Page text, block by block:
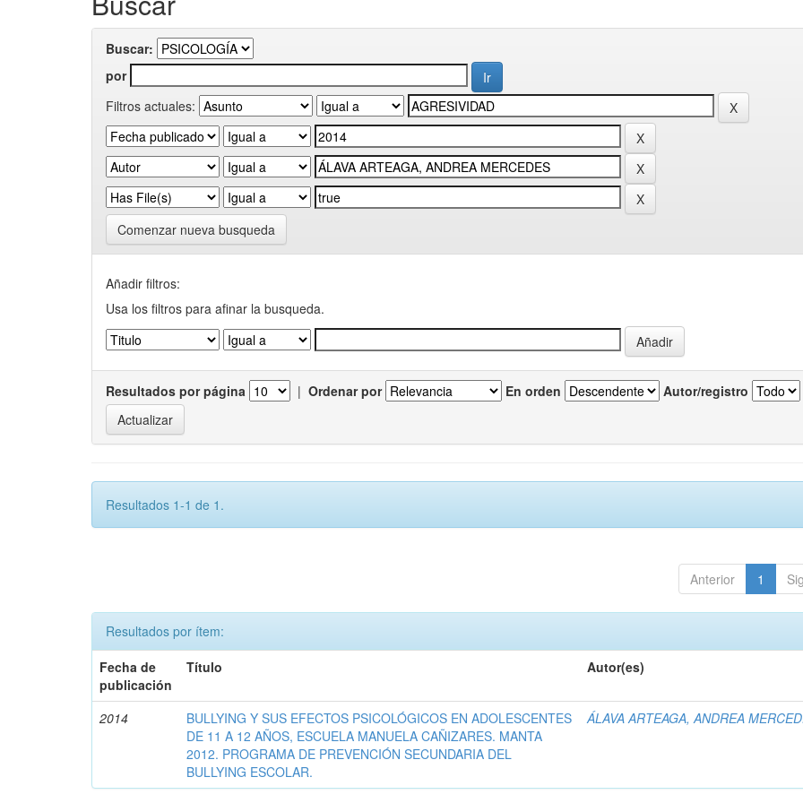
Buscar:
por
Filtros actuales:
Comenzar nueva busqueda
Añadir filtros:
Usa los filtros para afinar la busqueda.
Resultados por página | Ordenar por En orden Autor/registro
Resultados 1-1 de 1.
Anterior 1
Resultados por ítem:
Fecha de
publicación
Título Autor(es)
2014
BULLYING Y SUS EFECTOS PSICOLÓGICOS EN ADOLESCENTES
DE 11 A 12 AÑOS, ESCUELA MANUELA CAÑIZARES. MANTA
2012. PROGRAMA DE PREVENCIÓN SECUNDARIA DEL
BULLYING ESCOLAR.
ÁLAVA ARTEAGA, ANDREA